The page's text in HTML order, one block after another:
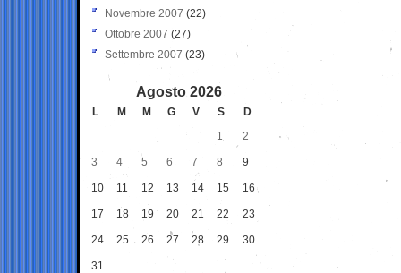
Novembre 2007 (22)
Ottobre 2007 (27)
Settembre 2007 (23)
Agosto 2026
L M M G V S
D
1
2
3 4 5 6 7 8 9
10 11 12 13 14 15 16
17 18 19 20 21 22 23
24 25 26 27 28 29 30
31